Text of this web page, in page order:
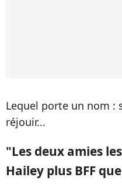
Lequel porte un nom :
réjouir...
"Les deux amies
Hailey plus BFF